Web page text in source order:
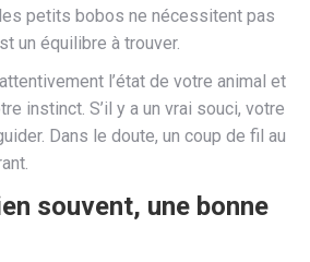
petits bobos ne nécessitent pas
un équilibre à trouver.
l’état de votre animal et
instinct. S’il y a un vrai souci, votre
Dans le doute, un coup de fil au
souvent, une bonne